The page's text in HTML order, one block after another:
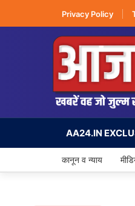
Privacy Policy
AA24.IN
कानून व न्याय